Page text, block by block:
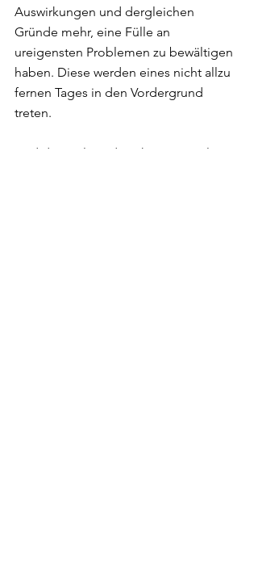
Auswirkungen und dergleichen
Gründe mehr, eine Fülle an
ureigensten Problemen zu bewältigen
haben. Diese werden eines nicht allzu
fernen Tages in den Vordergrund
treten.
Und die Welt wird nach einer Weile